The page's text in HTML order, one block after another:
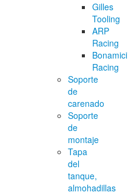
Gilles
Tooling
ARP
Racing
Bonamici
Racing
Soporte
de
carenado
Soporte
de
montaje
Tapa
del
tanque,
almohadillas